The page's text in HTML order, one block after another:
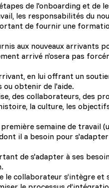
de l'onboarding et de
les responsabilités du
de fournir une
aux nouveaux
arrivé n’osera pas
en lui offrant un
ou obtenir de l'aide.
des collaborateurs, des
la culture, les
semaine de travail
il a besoin pour
de s'adapter à ses
collaborateur s’intègre et